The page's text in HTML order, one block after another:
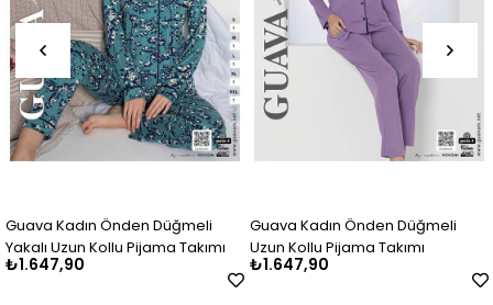
Kadın Önden Düğmeli
Uzun Kollu Pijama Takımı
Guava Kadın Önden Düğmeli
Uzun Kollu Pijama Takımı
₺1.647,90